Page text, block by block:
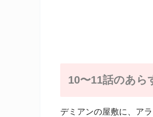
10〜11話のあら
デミアンの屋敷に、ア